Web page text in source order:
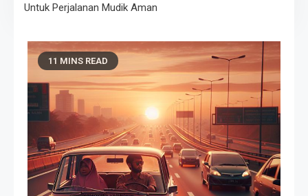
Untuk Perjalanan Mudik Aman
11 MINS READ